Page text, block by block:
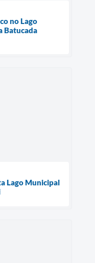
no Lago
Batucada
Lago Municipal